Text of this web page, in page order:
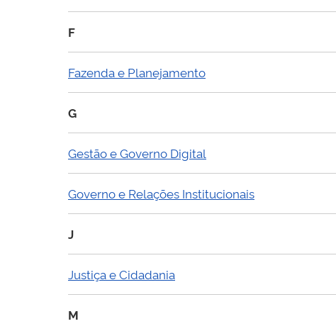
F
Fazenda e Planejamento
G
Gestão e Governo Digital
Governo e Relações Institucionais
J
Justiça e Cidadania
M